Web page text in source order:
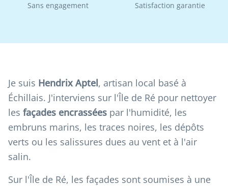
Sans engagement
Satisfaction garantie
Je suis Hendrix Aptel, artisan local basé à
Échillais. J'interviens sur l'Île de Ré pour nettoyer
les façades encrassées par l'humidité, les
embruns marins, les traces noires, les dépôts
verts ou les salissures dues au vent et à l'air
salin.
Sur l'Île de Ré, les façades sont soumises à une